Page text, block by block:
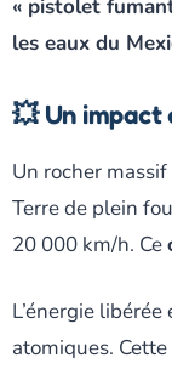
« pistolet
les eaux du
💥 Un impact
Un rocher
Terre de plein
20 000 km/h. Ce
L’énergie
atomiques.